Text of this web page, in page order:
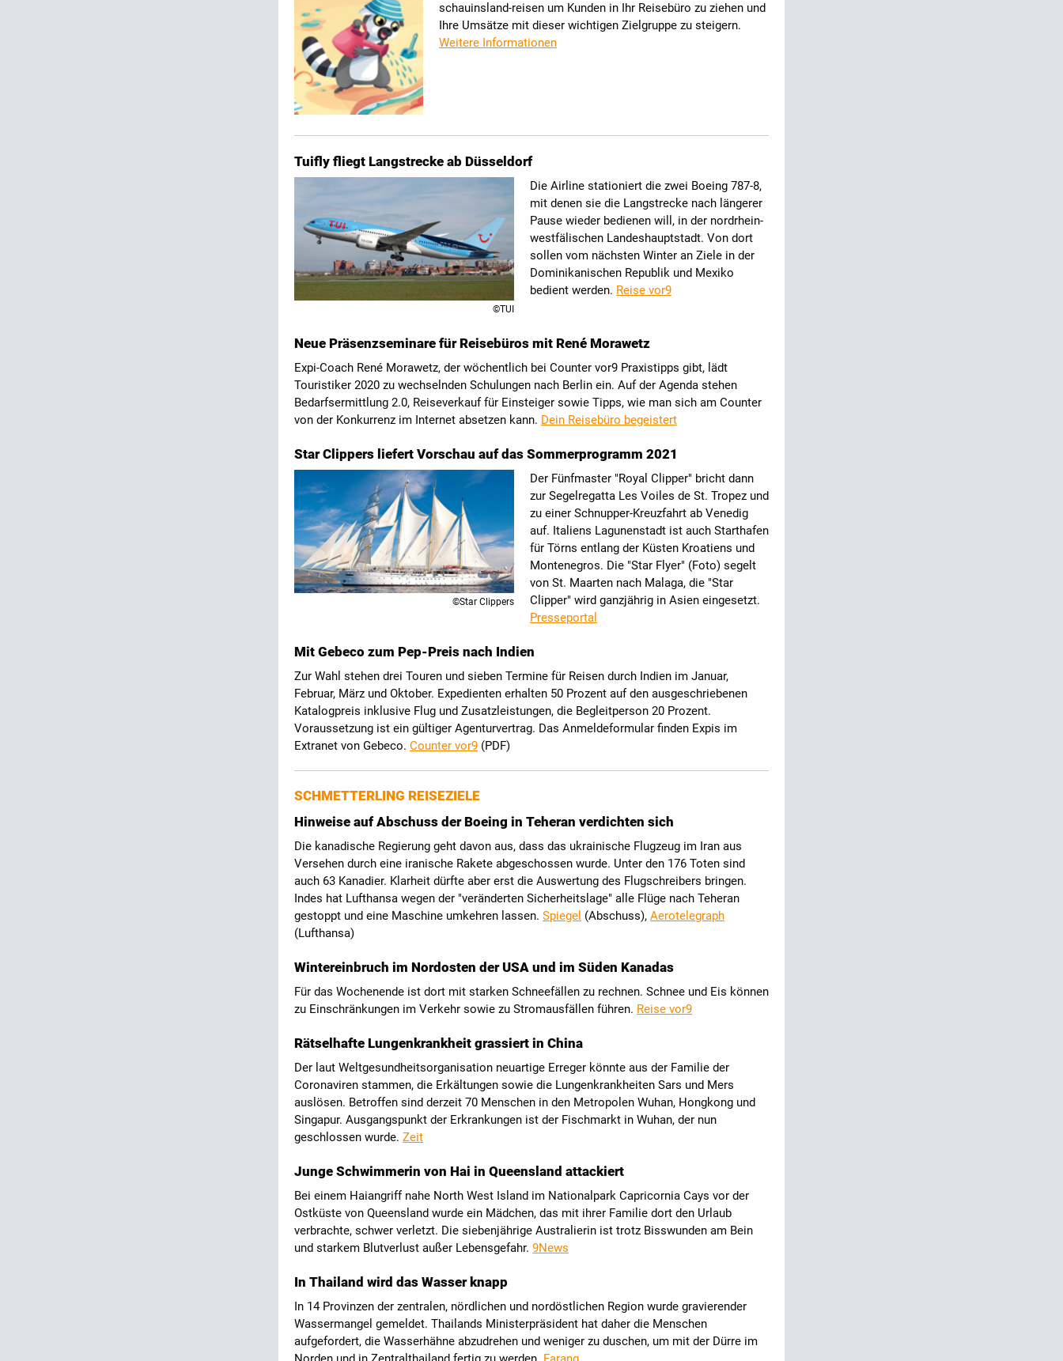
schauinsland-reisen um Kunden in Ihr Reisebüro zu ziehen und
Ihre Umsätze mit dieser wichtigen Zielgruppe zu steigern.
Weitere Informationen
Tuifly fliegt Langstrecke ab Düsseldorf
©TUI
Die Airline stationiert die zwei Boeing 787-8,
mit denen sie die Langstrecke nach längerer
Pause wieder bedienen will, in der nordrhein-
westfälischen Landeshauptstadt. Von dort
sollen vom nächsten Winter an Ziele in der
Dominikanischen Republik und Mexiko
bedient werden. Reise vor9
Neue Präsenzseminare für Reisebüros mit René Morawetz
Expi-Coach René Morawetz, der wöchentlich bei Counter vor9 Praxistipps gibt, lädt
Touristiker 2020 zu wechselnden Schulungen nach Berlin ein. Auf der Agenda stehen
Bedarfsermittlung 2.0, Reiseverkauf für Einsteiger sowie Tipps, wie man sich am Counter
von der Konkurrenz im Internet absetzen kann. Dein Reisebüro begeistert
Star Clippers liefert Vorschau auf das Sommerprogramm 2021
©Star Clippers
Der Fünfmaster "Royal Clipper" bricht dann
zur Segelregatta Les Voiles de St. Tropez und
zu einer Schnupper-Kreuzfahrt ab Venedig
auf. Italiens Lagunenstadt ist auch Starthafen
für Törns entlang der Küsten Kroatiens und
Montenegros. Die "Star Flyer" (Foto) segelt
von St. Maarten nach Malaga, die "Star
Clipper" wird ganzjährig in Asien eingesetzt.
Presseportal
Mit Gebeco zum Pep-Preis nach Indien
Zur Wahl stehen drei Touren und sieben Termine für Reisen durch Indien im Januar,
Februar, März und Oktober. Expedienten erhalten 50 Prozent auf den ausgeschriebenen
Katalogpreis inklusive Flug und Zusatzleistungen, die Begleitperson 20 Prozent.
Voraussetzung ist ein gültiger Agenturvertrag. Das Anmeldeformular finden Expis im
Extranet von Gebeco. Counter vor9 (PDF)
SCHMETTERLING REISEZIELE
Hinweise auf Abschuss der Boeing in Teheran verdichten sich
Die kanadische Regierung geht davon aus, dass das ukrainische Flugzeug im Iran aus
Versehen durch eine iranische Rakete abgeschossen wurde. Unter den 176 Toten sind
auch 63 Kanadier. Klarheit dürfte aber erst die Auswertung des Flugschreibers bringen.
Indes hat Lufthansa wegen der "veränderten Sicherheitslage" alle Flüge nach Teheran
gestoppt und eine Maschine umkehren lassen. Spiegel (Abschuss), Aerotelegraph
(Lufthansa)
Wintereinbruch im Nordosten der USA und im Süden Kanadas
Für das Wochenende ist dort mit starken Schneefällen zu rechnen. Schnee und Eis können
zu Einschränkungen im Verkehr sowie zu Stromausfällen führen. Reise vor9
Rätselhafte Lungenkrankheit grassiert in China
Der laut Weltgesundheitsorganisation neuartige Erreger könnte aus der Familie der
Coronaviren stammen, die Erkältungen sowie die Lungenkrankheiten Sars und Mers
auslösen. Betroffen sind derzeit 70 Menschen in den Metropolen Wuhan, Hongkong und
Singapur. Ausgangspunkt der Erkrankungen ist der Fischmarkt in Wuhan, der nun
geschlossen wurde. Zeit
Junge Schwimmerin von Hai in Queensland attackiert
Bei einem Haiangriff nahe North West Island im Nationalpark Capricornia Cays vor der
Ostküste von Queensland wurde ein Mädchen, das mit ihrer Familie dort den Urlaub
verbrachte, schwer verletzt. Die siebenjährige Australierin ist trotz Bisswunden am Bein
und starkem Blutverlust außer Lebensgefahr. 9News
In Thailand wird das Wasser knapp
In 14 Provinzen der zentralen, nördlichen und nordöstlichen Region wurde gravierender
Wassermangel gemeldet. Thailands Ministerpräsident hat daher die Menschen
aufgefordert, die Wasserhähne abzudrehen und weniger zu duschen, um mit der Dürre im